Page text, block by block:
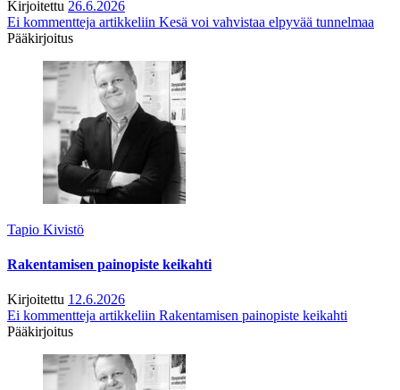
Kirjoitettu 26.6.2026
Ei kommentteja artikkeliin Kesä voi vahvistaa elpyvää tunnelmaa
Pääkirjoitus
Tapio Kivistö
Rakentamisen painopiste keikahti
Kirjoitettu 12.6.2026
Ei kommentteja artikkeliin Rakentamisen painopiste keikahti
Pääkirjoitus